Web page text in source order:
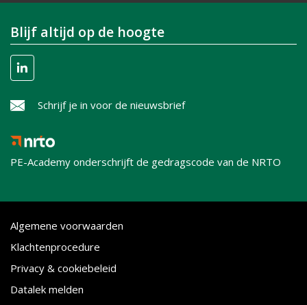
Blijf altijd op de hoogte
Schrijf je in voor de nieuwsbrief
PE-Academy onderschrijft de gedragscode van de NRTO
Algemene voorwaarden
Klachtenprocedure
Privacy & cookiebeleid
Datalek melden